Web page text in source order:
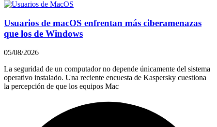
Usuarios de macOS enfrentan más ciberamenazas
que los de Windows
05/08/2026
La seguridad de un computador no depende únicamente del sistema
operativo instalado. Una reciente encuesta de Kaspersky cuestiona
la percepción de que los equipos Mac